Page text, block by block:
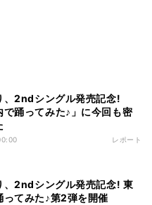
、2ndシングル発売記念!
で踊ってみた♪」に今回も密
レポート
、2ndシングル発売記念! 東
ってみた♪第2弾を開催